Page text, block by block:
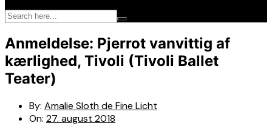
Anmeldelse: Pjerrot vanvittig af
kærlighed, Tivoli (Tivoli Ballet
Teater)
By: Amalie Sloth de Fine Licht
On: 27. august 2018